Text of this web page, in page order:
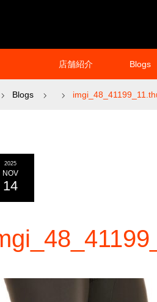
店舗紹介 Blogs
ームBlogs
2025
NOV
14